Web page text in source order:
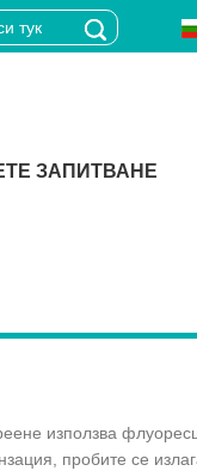
ЗАПИТВАНЕ
използва
пробите се